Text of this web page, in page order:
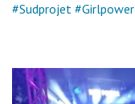
#Sudprojet #Girlpower